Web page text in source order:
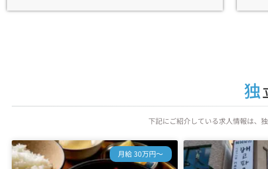
独
下記にご紹介している求人情報は、
月給 30万円～